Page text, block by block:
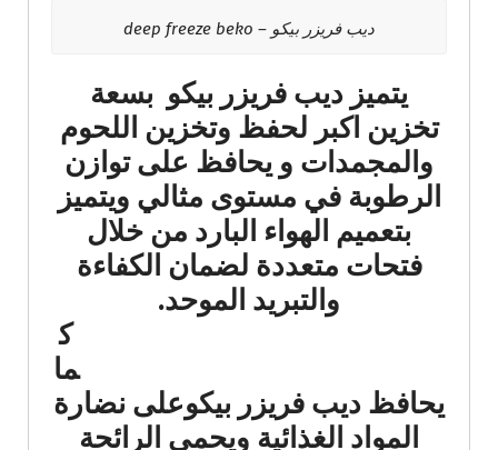
ديب فريزر بيكو – deep freeze beko
يتميز ديب فريزر بيكو بسعة
تخزين اكبر لحفظ وتخزين اللحوم
والمجمدات و يحافظ على توازن
الرطوبة في مستوى مثالي ويتميز
بتعميم الهواء البارد من خلال
فتحات متعددة لضمان الكفاءة
والتبريد الموحد.
ك
ما
يحافظ ديب فريزر بيكوعلى نضارة
المواد الغذائية ويحمي الرائحة